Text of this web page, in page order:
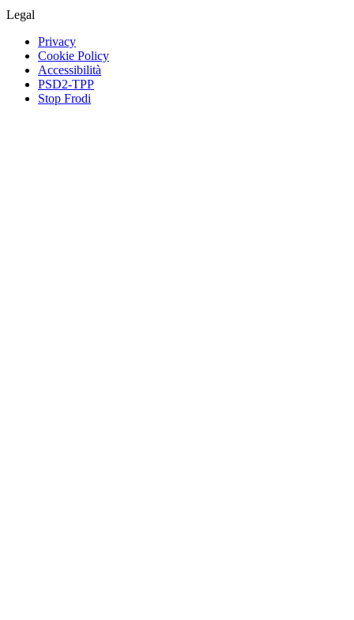
Legal
Privacy
Cookie Policy
Accessibilità
PSD2-TPP
Stop Frodi